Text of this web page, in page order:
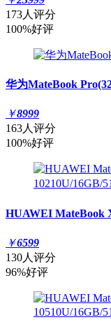
173人评分
100%好评
华为MateBook
￥8999
163人评分
100%好评
HUAWEI MateBook
￥6599
130人评分
96%好评